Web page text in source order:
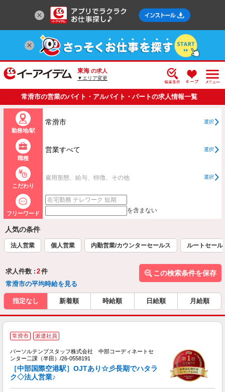
東海 の求人
▼エリア変更
常滑市の営業のバイト・アルバイト・パートの求人情報一覧
勤務地/駅
常滑市 選択
職種
営業すべて 選択
こだわり
雇用形態、給与、特徴、その他 選択
フリーワード を含まない
人気の条件
法人営業 個人営業 内勤営業/カウンターセールス ルートセール
求人件数 : 2件
常滑市の平均時給を見る
この検索条件を保存
指定なし 新着順 時給順 日給順 月給順
常滑市 派遣社員
パーソルテンプスタッフ株式会社 中部コーディネートセ
ンター二課（半田）/26-0558191
［中部国際空港駅］OJTあり☆彡長期でハタラ
ク◇法人営業♪